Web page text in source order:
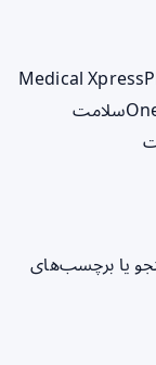
Medical Xpress
سلامت
یا برچسب‌های